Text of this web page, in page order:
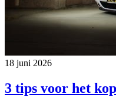
18 juni 2026
3 tips voor het